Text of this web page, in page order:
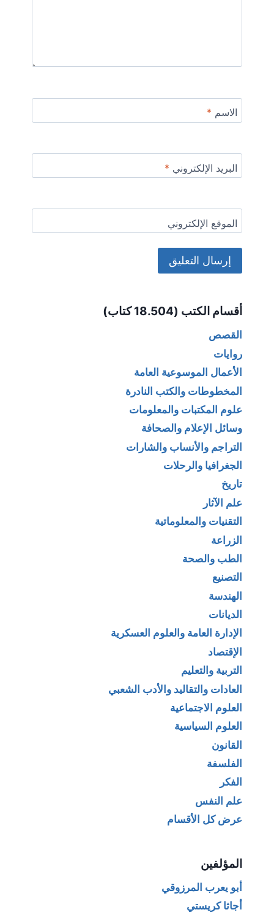
الاسم *
البريد الإلكتروني *
الموقع الإلكتروني
أقسام الكتب (18.504 كتاب)
القصص
روايات
الأعمال الموسوعية العامة
المخطوطات والكتب النادرة
علوم المكتبات والمعلومات
وسائل الإعلام والصحافة
التراجم والأنساب والشارات
الجغرافيا والرحلات
تاريخ
علم الآثار
التقنيات والمعلوماتية
الزراعة
الطب والصحة
التصنيع
الهندسة
الديانات
الإدارة العامة والعلوم العسكرية
الإقتصاد
التربية والتعليم
العادات والتقاليد والأدب الشعبي
العلوم الاجتماعية
العلوم السياسية
القانون
الفلسفة
الفكر
علم النفس
عرض كل الأقسام
المؤلفين
أبو يعرب المرزوقي
أجاثا كريستي